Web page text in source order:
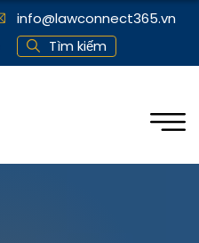
info@lawconnect365.vn
Tìm kiếm